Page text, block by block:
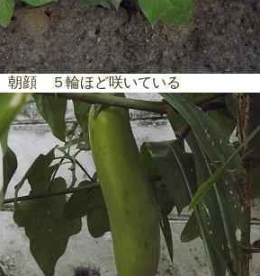
朝顔 ５輪ほど咲いている